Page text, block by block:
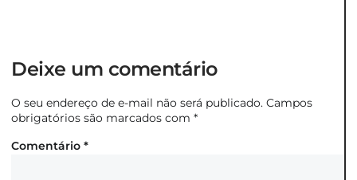
Deixe um comentário
O seu endereço de e-mail não será publicado. Campos
obrigatórios são marcados com *
Comentário *